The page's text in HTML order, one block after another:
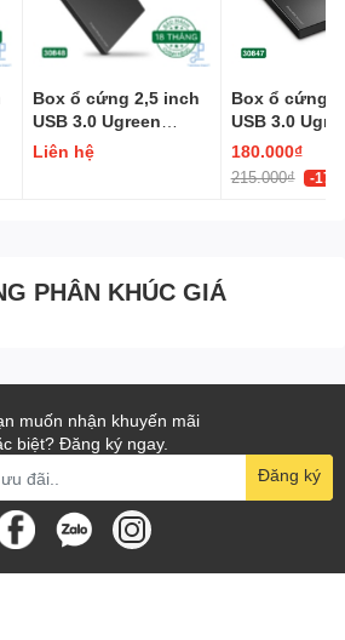
thích với bộ chuyển mạng, bộ định
Box ổ cứng 2,5 inch
USB 3.0 Ugreen
30848
Liên hệ
Box ổ cứng
USB 3.0
30847
180.000₫
215.000₫ -17%
PHÂN KHÚC GIÁ
muốn nhận khuyến mãi
biệt? Đăng ký ngay.
Đăng ký